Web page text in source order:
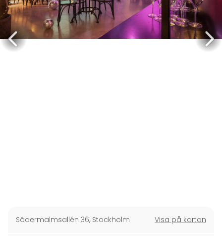
Södermalmsallén 36, Stockholm Visa på kartan